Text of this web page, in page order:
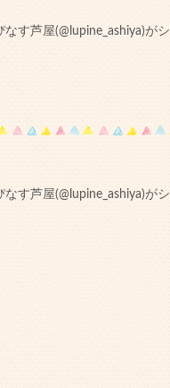
す芦屋(@lupine_ashiya)がシ
す芦屋(@lupine_ashiya)がシ